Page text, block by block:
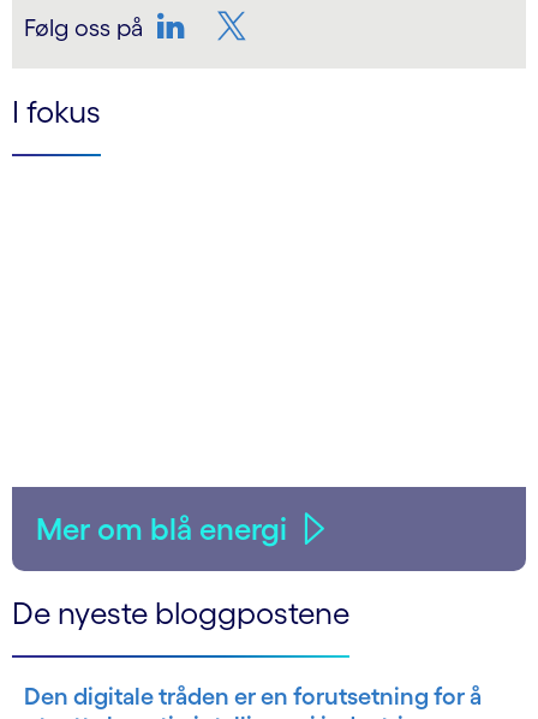
Følg oss på
I fokus
Mer om blå energi
De nyeste bloggpostene
Den digitale tråden er en forutsetning for å